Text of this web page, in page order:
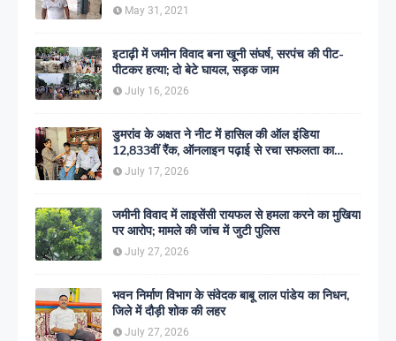
May 31, 2021
इटाढ़ी में जमीन विवाद बना खूनी संघर्ष, सरपंच की पीट-
पीटकर हत्या; दो बेटे घायल, सड़क जाम
July 16, 2026
डुमरांव के अक्षत ने नीट में हासिल की ऑल इंडिया
12,833वीं रैंक, ऑनलाइन पढ़ाई से रचा सफलता का
इतिहास
July 17, 2026
जमीनी विवाद में लाइसेंसी रायफल से हमला करने का मुखिया
पर आरोप; मामले की जांच में जुटी पुलिस
July 27, 2026
भवन निर्माण विभाग के संवेदक बाबू लाल पांडेय का निधन,
जिले में दौड़ी शोक की लहर
July 27, 2026